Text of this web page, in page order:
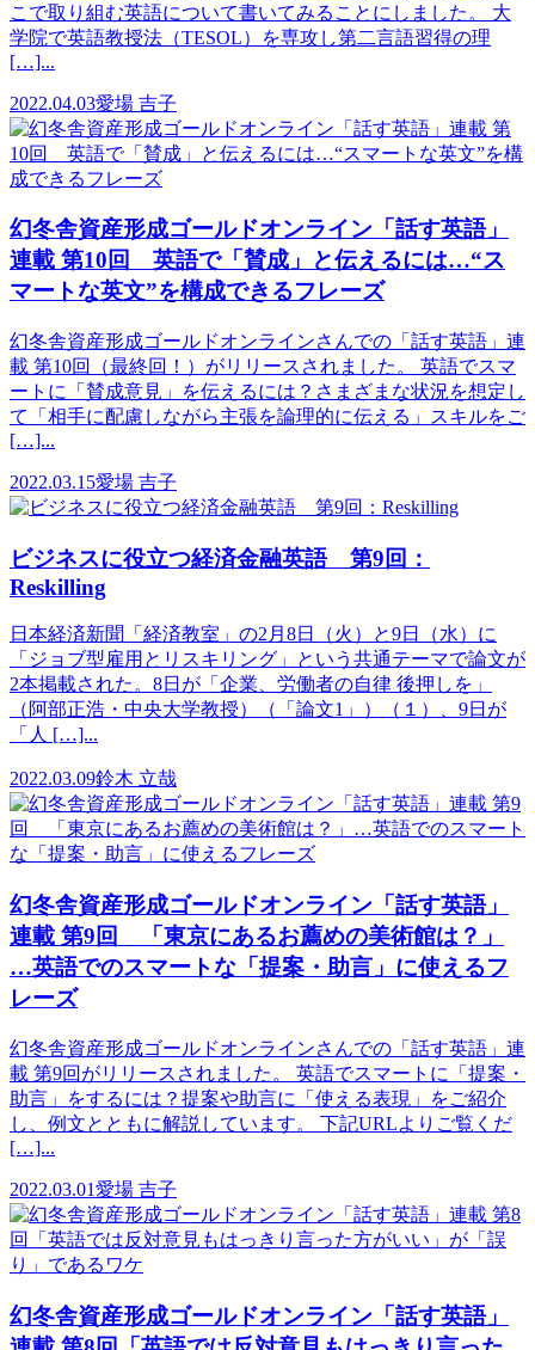
こで取り組む英語について書いてみることにしました。 大
学院で英語教授法（TESOL）を専攻し第二言語習得の理
[…]...
2022.04.03愛場 吉子
幻冬舎資産形成ゴールドオンライン「話す英語」
連載 第10回 英語で「賛成」と伝えるには…“ス
マートな英文”を構成できるフレーズ
幻冬舎資産形成ゴールドオンラインさんでの「話す英語」連
載 第10回（最終回！）がリリースされました。 英語でスマ
ートに「賛成意見」を伝えるには？さまざまな状況を想定し
て「相手に配慮しながら主張を論理的に伝える」スキルをご
[…]...
2022.03.15愛場 吉子
ビジネスに役立つ経済金融英語 第9回：
Reskilling
日本経済新聞「経済教室」の2月8日（火）と9日（水）に
「ジョブ型雇用とリスキリング」という共通テーマで論文が
2本掲載された。8日が「企業、労働者の自律 後押しを」
（阿部正浩・中央大学教授）（「論文1」）（１）、9日が
「人 […]...
2022.03.09鈴木 立哉
幻冬舎資産形成ゴールドオンライン「話す英語」
連載 第9回 「東京にあるお薦めの美術館は？」
…英語でのスマートな「提案・助言」に使えるフ
レーズ
幻冬舎資産形成ゴールドオンラインさんでの「話す英語」連
載 第9回がリリースされました。 英語でスマートに「提案・
助言」をするには？提案や助言に「使える表現」をご紹介
し、例文とともに解説しています。 下記URLよりご覧くだ
[…]...
2022.03.01愛場 吉子
幻冬舎資産形成ゴールドオンライン「話す英語」